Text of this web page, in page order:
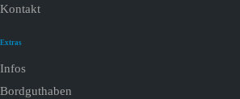
Kontakt
Extras
Infos
Bordguthaben